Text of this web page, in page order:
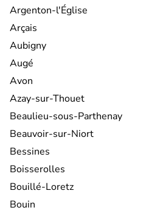
Argenton-l'Église
Arçais
Aubigny
Augé
Avon
Azay-sur-Thouet
Beaulieu-sous-Parthenay
Beauvoir-sur-Niort
Bessines
Boisserolles
Bouillé-Loretz
Bouin